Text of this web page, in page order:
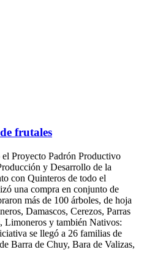
frutales
Proyecto Padrón Productivo
y Desarrollo de la
con Quinteros de todo el
una compra en conjunto de
más de 100 árboles, de hoja
Damascos, Cerezos, Parras
Limoneros y también Nativos:
se llegó a 26 familias de
Barra de Chuy, Bara de Valizas,